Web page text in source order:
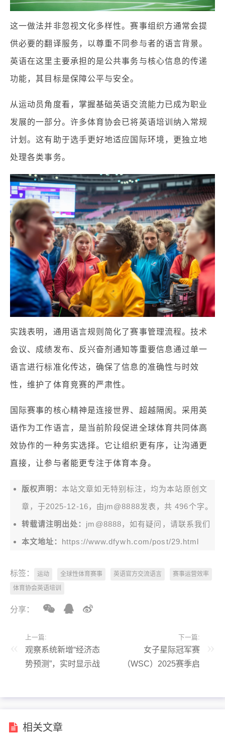
这一做法并非忽视文化多样性。赛事组织方通常会提
供必要的翻译服务，以尊重不同参与者的语言背景。
英语在这里主要承担的是公共事务与核心信息的传递
功能，其目标是保障公平与安全。
从运动员角度看，掌握基础英语交流能力已成为职业
发展的一部分。许多体育协会已将英语培训纳入常规
计划。这有助于选手更好地适应国际环境，更独立地
处理各类事务。
实践表明，通用语言规则简化了赛事管理流程。技术
会议、成绩发布、反兴奋剂通知等重要信息通过单一
语言进行标准化传达，确保了信息的准确性与时效
性，维护了体育竞赛的严肃性。
国际赛事的核心精神是连接世界、超越隔阂。采用英
语作为工作语言，是当前阶段促进全球体育共同体高
效协作的一种务实选择。它让组织更有序，让沟通更
直接，让参与者能更专注于体育本身。
版权声明： 本站文章如无特别标注，均为本站原创文
章，于2025-12-16，由jm@8888发表，共 496个字。
转载请注明出处： jm@8888，如有疑问，请联系我们
本文地址： https://www.dfywh.com/post/29.html
标签： 运动 全球性体育赛事 英语官方交流语言
赛事运营效率
体育协会英语培训
分享：
上一篇:
观察系统新增“经济态
势预测”，实时显示战
下一篇:
女子星际冠军赛
（WSC）2025赛季启
相关文章